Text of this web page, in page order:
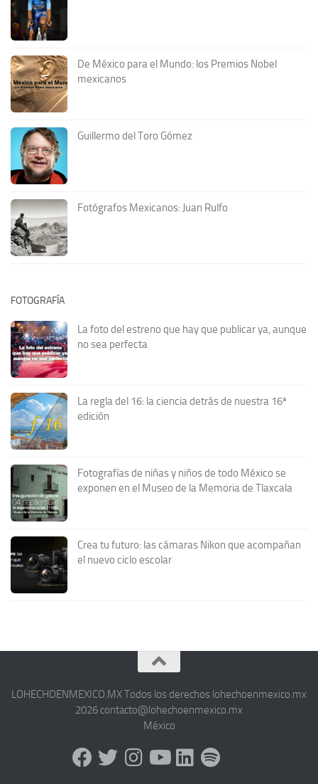
De México para el Mundo: los Premios Nobel
mexicanos
Guillermo del Toro Gómez
Fotógrafos Mexicanos: Juan Rulfo
FOTOGRAFÍA
La foto del estreno que hay que publicar ya, aunque
no sea perfecta
La regla del 16: la ciencia detrás de nuestra 16ª
edición
Fotografías de niñas y niños de todo México se
exponen en el Museo de la Memoria de Tlaxcala
Crea tu futuro: las cámaras Nikon que acompañan
el nuevo ciclo escolar
LOHECHOENMEXICO.MX Todos los derechos lohechoenmexico.mx
2026 contacto@lohechoenmexico.mx
México